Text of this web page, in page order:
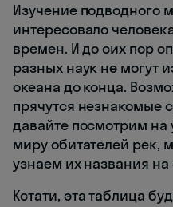
Изучение подводного
интересовало
времен. И до сих пор
разных наук не могут
океана до конца.
прячутся незнакомые
давайте посмотрим на
миру обитателей рек,
узнаем их названия на
Кстати, эта таблица